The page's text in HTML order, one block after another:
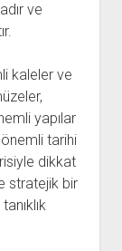
ve
kaleler ve
yapılar
tarihi
dikkat
stratejik bir